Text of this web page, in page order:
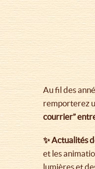
Au fil des
remporterez
courrier”
✨ Actualités
et les
lumières et